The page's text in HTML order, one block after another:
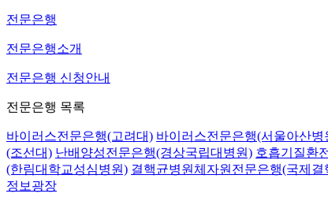
전문은행
전문은행소개
전문은행 신청안내
전문은행 목록
바이러스전문은행(고려대) 바이러스전문은행(서울아산병
(조선대) 난배양성전문은행(경상국립대병원) 호흡기질환
(한림대학교성심병원) 결핵균병원체자원전문은행(국제결
정보광장